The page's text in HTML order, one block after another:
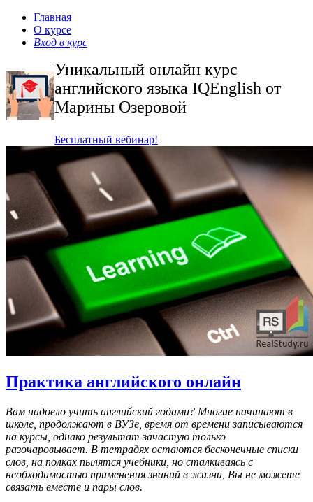
Главная
О курсе
Вход в курс
Уникальный онлайн курс
английского языка IQEnglish от
Марины Озеровой
Бесплатный вебинар!
Практика английского онлайн
Вам надоело учить английский годами? Многие начинают в
школе, продолжают в ВУЗе, время от времени записываются
на курсы, однако результат зачастую только
разочаровывает. В тетрадях остаются бесконечные списки
слов, на полках пылятся учебники, но сталкиваясь с
необходимостью применения знаний в жизни, Вы не можете
связать вместе и пары слов.